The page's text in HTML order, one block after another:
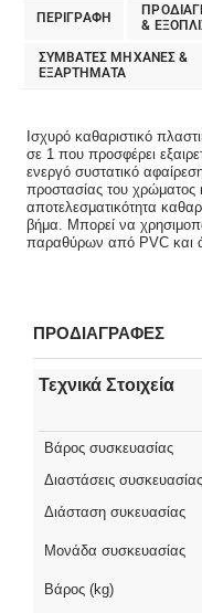
ΠΕΡΙΓΡΑΦΗ
&
ΣΥΜΒΑΤΕΣ ΜΗΧΑΝΕΣ &
ΕΞΑΡΤΗΜΑΤΑ
Ισχυρό καθαριστικό
σε 1 που προσφέρει
ενεργό συστατικό
προστασίας του χρώματος
αποτελεσματικότητα
βήμα. Μπορεί να
παραθύρων από PVC και
ΠΡΟΔΙΑΓΡΑΦΕΣ
Τεχνικά Στοιχεία
Βάρος συσκευασίας
Διαστάσεις συσκευασίας
Διάσταση συκευασίας
Μονάδα συσκευασίας
Βάρος (kg)